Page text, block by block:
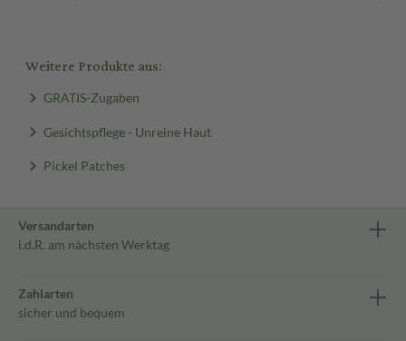
Weitere Produkte aus:
GRATIS-Zugaben
Gesichtspflege - Unreine Haut
Pickel Patches
Versandarten
i.d.R. am nächsten Werktag
Zahlarten
sicher und bequem